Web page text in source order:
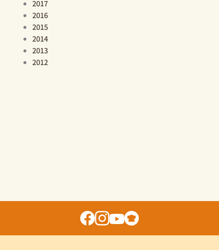
2017
2016
2015
2014
2013
2012